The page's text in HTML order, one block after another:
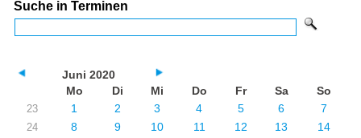
Suche in Terminen
Juni 2020
Mo
Di Mi Do Fr Sa So
23 1 2 3 4 5 6 7
24 8 9 10 11 12 13 14